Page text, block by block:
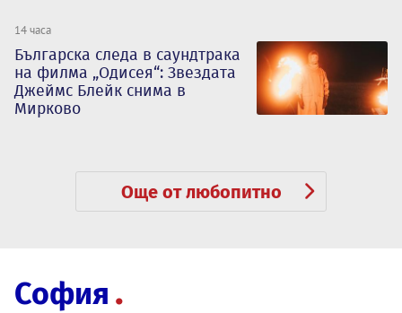
14 часа
Българска следа в саундтрака
на филма „Одисея“: Звездата
Джеймс Блейк снима в
Мирково
Още от любопитно
София